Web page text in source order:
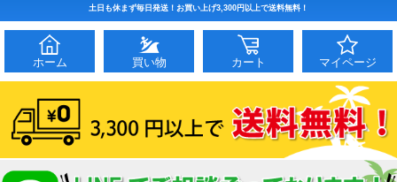
土日も休まず毎日発送！お買い上げ3,300円以上で送料無料！
ホーム 買い物 カート マイページ